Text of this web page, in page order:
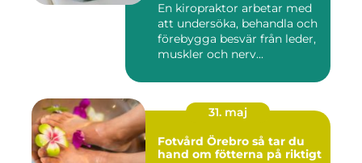
En kiropraktor arbetar med
att undersöka, behandla och
förebygga besvär från leder,
muskler och nerv...
31. maj
Fotvård Örebro så tar du
hand om fötterna på riktigt